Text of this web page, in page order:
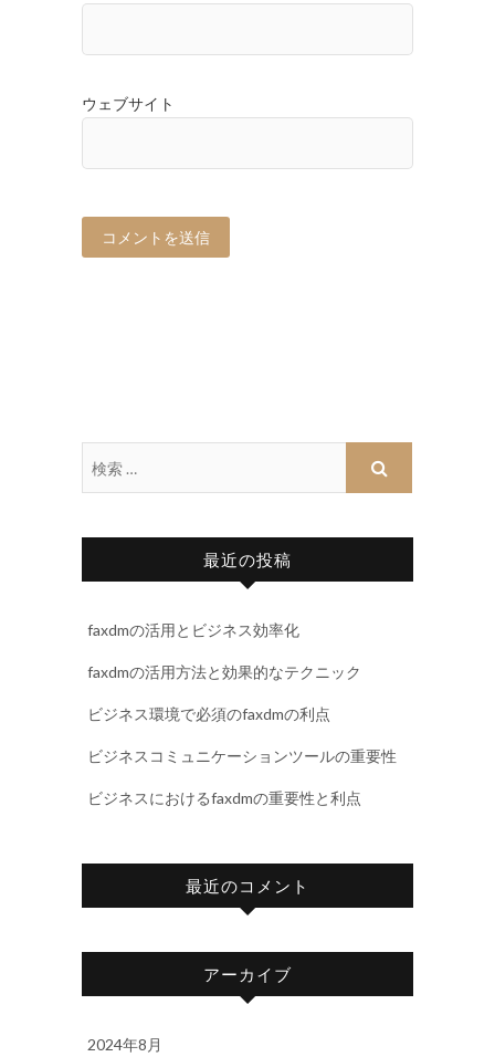
ウェブサイト
最近の投稿
faxdmの活用とビジネス効率化
faxdmの活用方法と効果的なテクニック
ビジネス環境で必須のfaxdmの利点
ビジネスコミュニケーションツールの重要性
ビジネスにおけるfaxdmの重要性と利点
最近のコメント
アーカイブ
2024年8月